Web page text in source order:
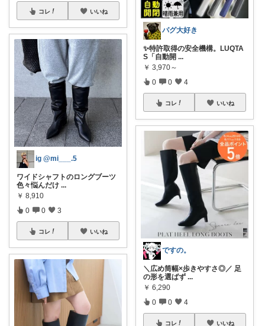
コレ いいね
ig @mi___.5
ワイドシャフトのロングブーツ
色々悩んだけ ...
￥ 8,910
0 0 3
コレ いいね
パグ大好き
✨特許取得の安全機構。LUQTA
S「自動開 ...
￥ 3,970～
0 0 4
コレ いいね
ですの。
＼広め筒幅×歩きやすさ◎／ 足
の形を選ばず ...
￥ 6,290
0 0 4
コレ いいね